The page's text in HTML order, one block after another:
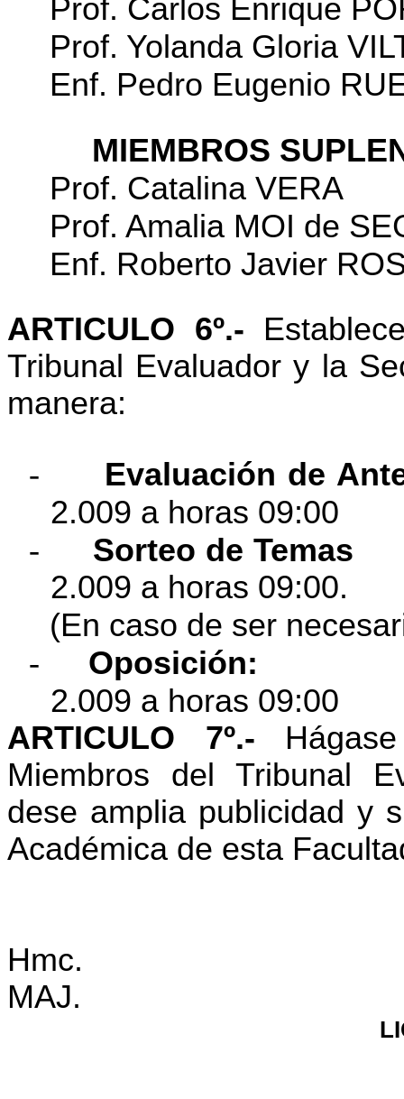
Prof. Carlos Enrique
Prof. Yolanda Gloria
Enf. Pedro Eugenio
MIEMBROS
Prof. Catalina VERA
Prof. Amalia MOI de
Enf. Roberto Javier
ARTICULO 6º.-
Tribunal Evaluador y la
manera:
-
Evaluación de
2.009 a horas 09:00
-
Sorteo de Temas
2.009 a horas 09:00.
(En caso de ser
-
Oposición:
2.009 a horas 09:00
ARTICULO 7º.-
Miembros del Tribunal
dese amplia publicidad y
Académica de esta
Hmc.
MAJ.